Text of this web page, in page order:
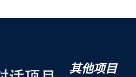
其他项目